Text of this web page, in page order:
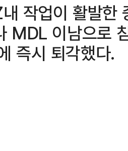
작업이 활발한
MDL 이남으로
즉시 퇴각했다.